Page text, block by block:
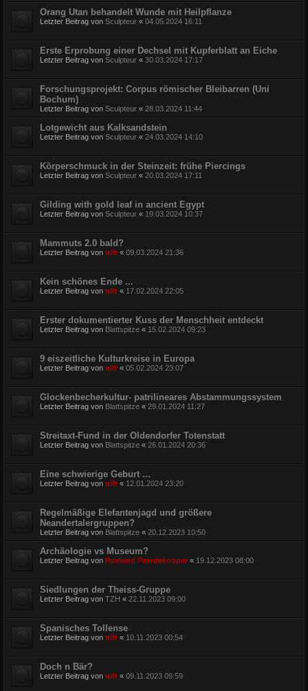
Orang Utan behandelt Wunde mit Heilpflanze
Letzter Beitrag von Sculpteur « 04.05.2024 16:11
Erste Erprobung einer Dechsel mit Kupferblatt an Eiche
Letzter Beitrag von Sculpteur « 30.03.2024 17:17
Forschungsprojekt: Corpus römischer Bleibarren (Uni
Bochum)
Letzter Beitrag von Sculpteur « 28.03.2024 11:44
Lotgewicht aus Kalksandstein
Letzter Beitrag von Sculpteur « 24.03.2024 14:10
Körperschmuck in der Steinzeit: frühe Piercings
Letzter Beitrag von Sculpteur « 20.03.2024 17:11
Gilding with gold leaf in ancient Egypt
Letzter Beitrag von Sculpteur « 19.03.2024 10:37
Mammuts 2.0 bald?
Letzter Beitrag von ulfr « 09.03.2024 21:36
Kein schönes Ende ...
Letzter Beitrag von ulfr « 17.02.2024 22:05
Erster dokumentierter Kuss der Menschheit entdeckt
Letzter Beitrag von Blattspitze « 15.02.2024 09:23
9 eiszeitliche Kulturkreise in Europa
Letzter Beitrag von ulfr « 05.02.2024 23:07
Glockenbecherkultur- patrilineares Abstammungssystem
Letzter Beitrag von Blattspitze « 29.01.2024 11:27
Streitaxt-Fund in der Oldendorfer Totenstatt
Letzter Beitrag von Blattspitze « 26.01.2024 20:36
Eine schwierige Geburt ...
Letzter Beitrag von ulfr « 12.01.2024 23:20
Regelmäßige Elefantenjagd und größere
Neandertalergruppen?
Letzter Beitrag von Blattspitze « 20.12.2023 10:50
Archäologie vs Museum?
Letzter Beitrag von Roeland Paardekooper « 19.12.2023 08:00
Siedlungen der Theiss-Gruppe
Letzter Beitrag von TZH « 22.11.2023 09:00
Spanisches Tollense
Letzter Beitrag von ulfr « 10.11.2023 00:54
Doch n Bär?
Letzter Beitrag von ulfr « 09.11.2023 09:59